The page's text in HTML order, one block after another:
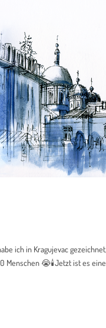
ich in Kragujevac
Menschen 😭🕯Jetzt ist es